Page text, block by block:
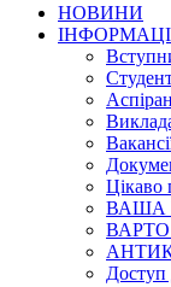
НОВИНИ
Цікаво
ВАША
Доступ